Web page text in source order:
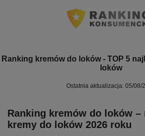
Ranking kremów do loków - TOP 5
loków
Ostatnia aktualizacja: 05/08/
Ranking kremów do loków –
kremy do loków 2026 roku